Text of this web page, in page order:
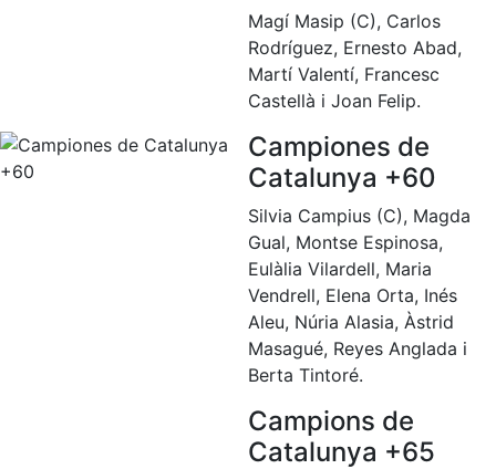
Magí Masip (C), Carlos
Rodríguez, Ernesto Abad,
Martí Valentí, Francesc
Castellà i Joan Felip.
Campiones de
Catalunya +60
Silvia Campius (C), Magda
Gual, Montse Espinosa,
Eulàlia Vilardell, Maria
Vendrell, Elena Orta, Inés
Aleu, Núria Alasia, Àstrid
Masagué, Reyes Anglada i
Berta Tintoré.
Campions de
Catalunya +65